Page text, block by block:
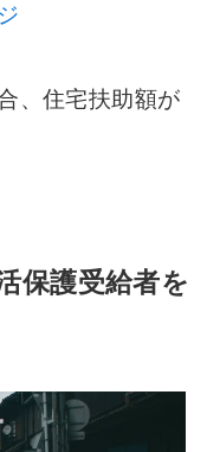
、住宅扶助額が
保護受給者を